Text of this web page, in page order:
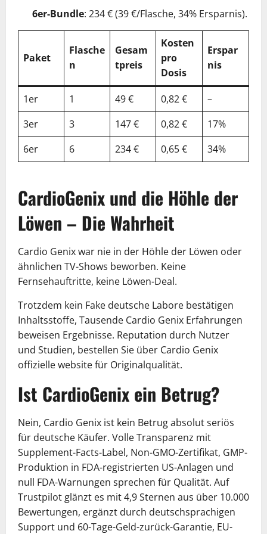
6er-Bundle: 234 € (39 €/Flasche, 34% Ersparnis).
Paket
Flasche
n
Gesam
tpreis
Kosten
pro
Dosis
Erspar
nis
1er 1 49 € 0,82 €
–
3er
3 147 € 0,82 €
17%
6er
6 234 € 0,65 € 34%
CardioGenix und die Höhle der
Löwen – Die Wahrheit
Cardio Genix war nie in der Höhle der Löwen oder
ähnlichen TV-Shows beworben. Keine
Fernsehauftritte, keine Löwen-Deal.
Trotzdem kein Fake deutsche Labore bestätigen
Inhaltsstoffe, Tausende Cardio Genix Erfahrungen
beweisen Ergebnisse. Reputation durch Nutzer
und Studien, bestellen Sie über Cardio Genix
offizielle website für Originalqualität.
Ist CardioGenix ein Betrug?
Nein, Cardio Genix ist kein Betrug absolut seriös
für deutsche Käufer. Volle Transparenz mit
Supplement-Facts-Label, Non-GMO-Zertifikat, GMP-
Produktion in FDA-registrierten US-Anlagen und
null FDA-Warnungen sprechen für Qualität. Auf
Trustpilot glänzt es mit 4,9 Sternen aus über 10.000
Bewertungen, ergänzt durch deutschsprachigen
Support und 60-Tage-Geld-zurück-Garantie, EU-